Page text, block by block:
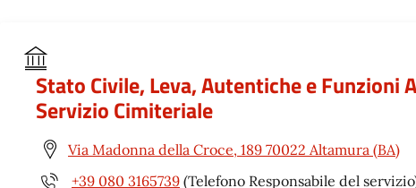
Stato Civile, Leva, Autentiche e Funzioni
Servizio Cimiteriale
Via Madonna della Croce, 189 70022 Altamura (BA)
+39 080 3165739 (Telefono Responsabile del